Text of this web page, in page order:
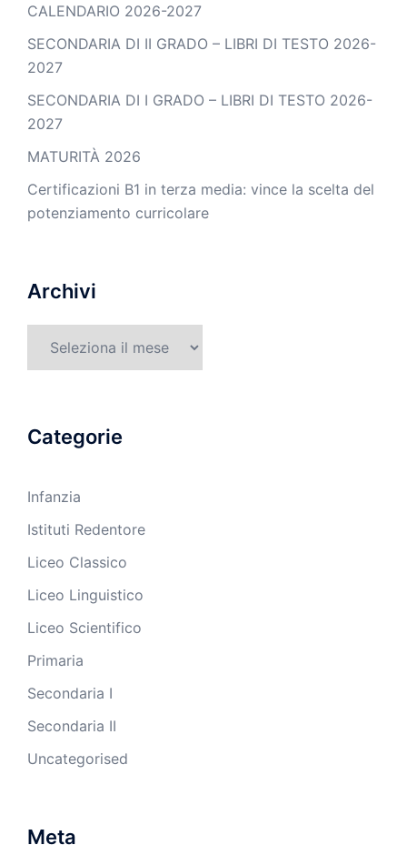
CALENDARIO 2026-2027
SECONDARIA DI II GRADO – LIBRI DI TESTO 2026-
2027
SECONDARIA DI I GRADO – LIBRI DI TESTO 2026-
2027
MATURITÀ 2026
Certificazioni B1 in terza media: vince la scelta del
potenziamento curricolare
Archivi
Categorie
Infanzia
Istituti Redentore
Liceo Classico
Liceo Linguistico
Liceo Scientifico
Primaria
Secondaria I
Secondaria II
Uncategorised
Meta